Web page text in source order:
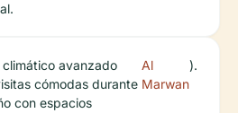
climático avanzado
cómodas durante
con espacios
Al
Marwan
).